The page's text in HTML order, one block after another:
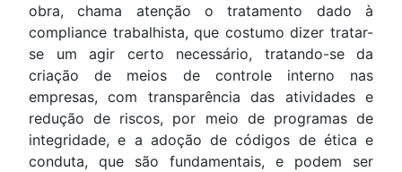
obra, chama atenção o tratamento dado à
compliance trabalhista, que costumo dizer tratar-
se um agir certo necessário, tratando-se da
criação de meios de controle interno nas
empresas, com transparência das atividades e
redução de riscos, por meio de programas de
integridade, e a adoção de códigos de ética e
conduta, que são fundamentais, e podem ser